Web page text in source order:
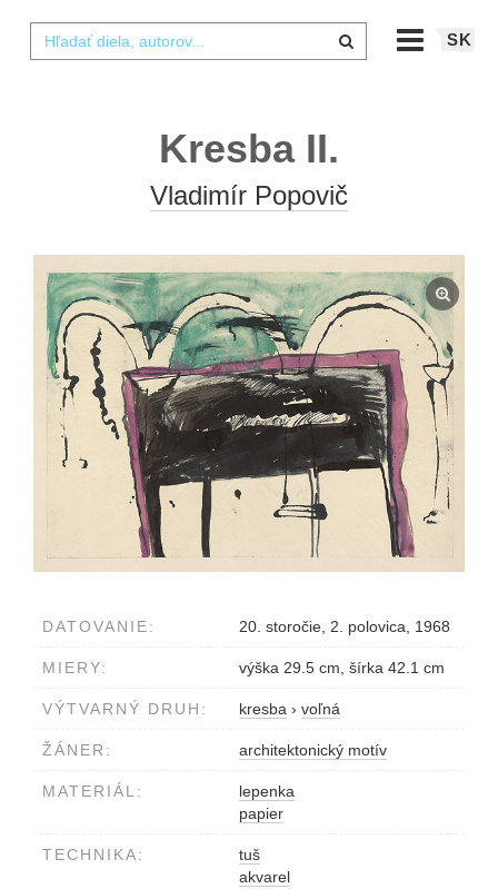
SK
Kresba II.
Vladimír Popovič
DATOVANIE: 20. storočie, 2. polovica, 1968
MIERY: výška 29.5 cm, šírka 42.1 cm
VÝTVARNÝ DRUH: kresba › voľná
ŽÁNER: architektonický motív
MATERIÁL:
lepenka
papier
TECHNIKA:
tuš
akvarel